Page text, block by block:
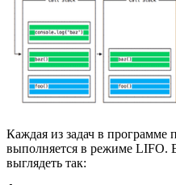
Каждая из задач в программе
выполняется в режиме LIFO.
выглядеть так: